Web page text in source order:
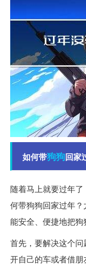
如何带狗狗回家
随着马上就要过年
何带狗狗回家过年
能安全、便捷地把狗
首先，要解决这个问
开自己的车或者借